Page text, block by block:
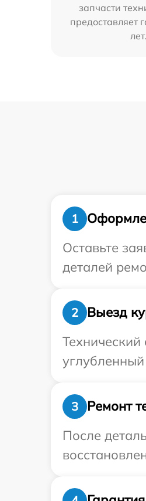
запчасти
предоставляет
лет.
1
Оставьте
деталей
2
Выезд
Технический
3
Ремонт
После